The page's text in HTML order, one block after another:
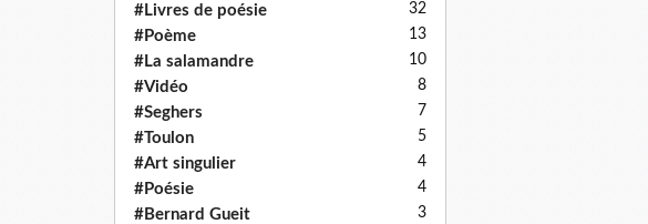
#Livres de poésie 32
#Poème 13
#La salamandre 10
#Vidéo 8
#Seghers 7
#Toulon 5
#Art singulier 4
#Poésie 4
#Bernard Gueit 3